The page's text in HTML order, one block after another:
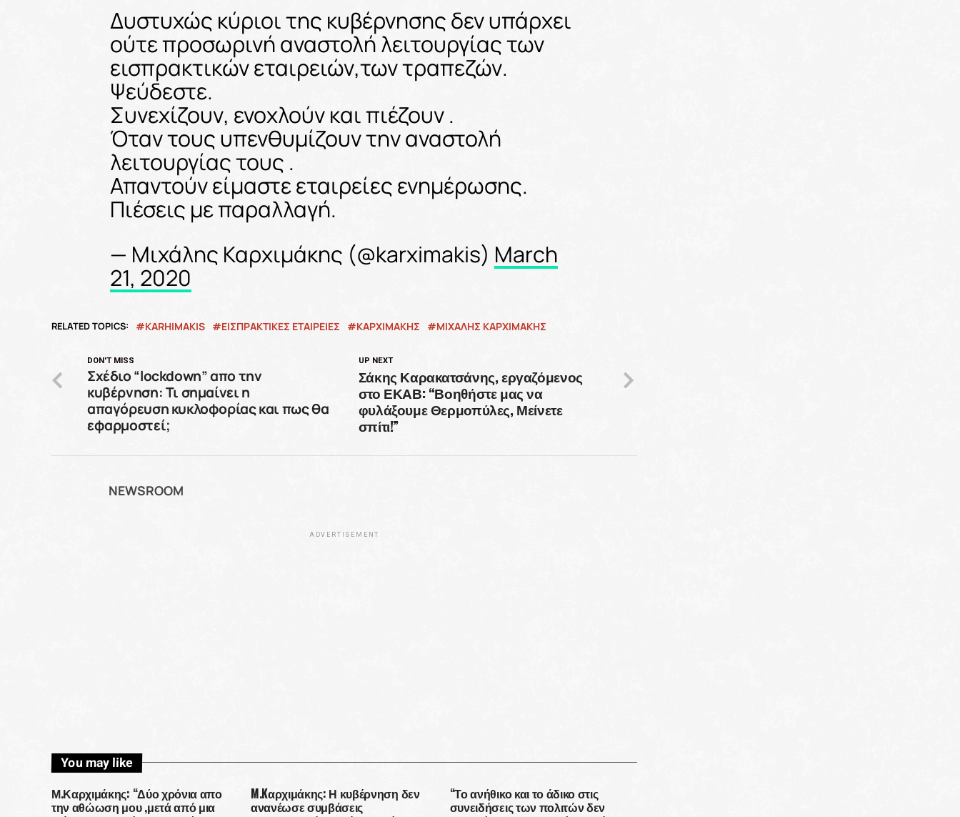
Δυστυχώς κύριοι της κυβέρνησης δεν υπάρχει
ούτε προσωρινή αναστολή λειτουργίας των
εισπρακτικών εταιρειών,των τραπεζών.
Ψεύδεστε.
Συνεχίζουν, ενοχλούν και πιέζουν .
Όταν τους υπενθυμίζουν την αναστολή
λειτουργίας τους .
Απαντούν είμαστε εταιρείες ενημέρωσης.
Πιέσεις με παραλλαγή.
— Μιχάλης Καρχιμάκης (@karximakis) March
21, 2020
RELATED TOPICS: KARHIMAKIS ΕΙΣΠΡΑΚΤΙΚΕΣ ΕΤΑΙΡΕΙΕΣ ΚΑΡΧΙΜΑΚΗΣ ΜΙΧΑΛΗΣ ΚΑΡΧΙΜΑΚΗΣ
UP NEXT
Σάκης Καρακατσάνης, εργαζόμενος
στο ΕΚΑΒ: “Βοηθήστε μας να
φυλάξουμε Θερμοπύλες, Μείνετε
σπίτι!”
DON'T MISS
Σχέδιο “lockdown” απο την
κυβέρνηση: Τι σημαίνει η
απαγόρευση κυκλοφορίας και πως θα
εφαρμοστεί;
NEWSROOM
ADVERTISEMENT
You may like
Μ.Καρχιμάκης: “Δύο χρόνια απο
την αθώωση μου ,μετά από μια
M.Kαρχιμάκης: Η κυβέρνηση δεν
ανανέωσε συμβάσεις
“Το ανήθικο και το άδικο στις
συνειδήσεις των πολιτών δεν